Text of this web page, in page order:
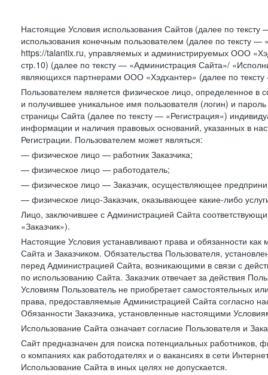
Настоящие Условия использования Сайтов (далее по
использования конечным пользователем (далее по тексту
https://talantix.ru, управляемых и администрируемых ООО
стр.10) (далее по тексту — «Администрация Сайта»/
являющихся партнерами ООО «Хэдхантер» (далее по
Пользователем является физическое лицо, определенное в
и получившее уникальное имя пользователя (логин) и
страницы Сайта (далее по тексту — «Регистрация»)
информации и наличия правовых оснований, указанных в
Регистрации. Пользователем может являться:
— физическое лицо — работник Заказчика;
— физическое лицо — работодатель;
— физическое лицо — Заказчик, осуществляющее
— физическое лицо-Заказчик, оказывающее какие-либо
Лицо, заключившее с Администрацией Сайта
«Заказчик»).
Настоящие Условия устанавливают права и обязанности
Сайта и Заказчиком. Обязательства Пользователя,
перед Администрацией Сайта, возникающими в связи с
по использованию Сайта. Заказчик отвечает за действия
Условиям Пользователь не приобретает самостоятельных
права, предоставляемые Администрацией Сайта согласно
Обязанности Заказчика, установленные настоящими
Использование Сайта означает согласие Пользователя и
Сайт предназначен для поиска потенциальных
о компаниях как работодателях и о вакансиях в сети
Использование Сайта в иных целях не допускается.